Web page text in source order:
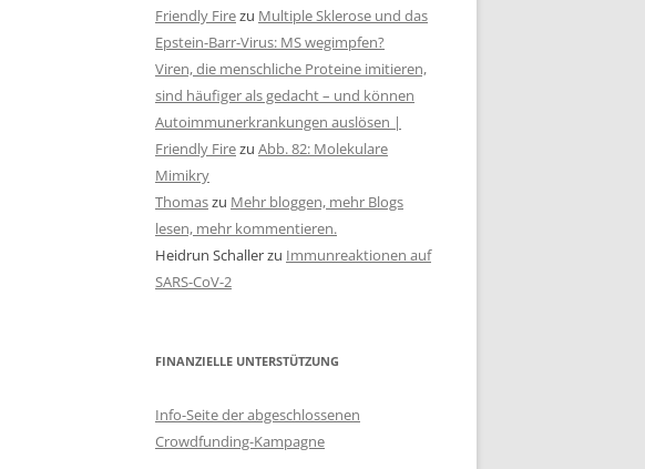
Friendly Firezu Multiple Sklerose und das
Epstein-Barr-Virus: MS wegimpfen?
Viren, die menschliche Proteine imitieren,
sind häufiger als gedacht – und können
Autoimmunerkrankungen auslösen |
Friendly Firezu Abb. 82: Molekulare
Mimikry
Thomaszu Mehr bloggen, mehr Blogs
lesen, mehr kommentieren.
Heidrun Schallerzu Immunreaktionen auf
SARS-CoV-2
FINANZIELLE UNTERSTÜTZUNG
Info-Seite der abgeschlossenen
Crowdfunding-Kampagne